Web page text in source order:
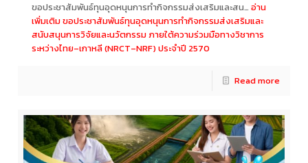
ขอประชาสัมพันธ์ทุนอุดหนุนการทำกิจกรรมส่งเสริมและสน…อ่าน
เพิ่มเติมขอประชาสัมพันธ์ทุนอุดหนุนการทำกิจกรรมส่งเสริมและ
สนับสนุนการวิจัยและนวัตกรรม ภายใต้ความร่วมมือทางวิชาการ
ระหว่างไทย–เกาหลี (NRCT–NRF) ประจำปี 2570
Read more